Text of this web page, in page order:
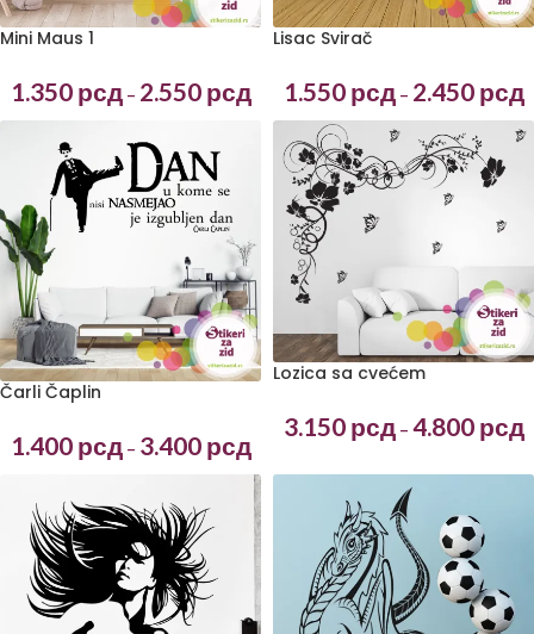
Mini Maus 1
1.350 рсд – 2.550 рсд
Lisac Svirač
1.550 рсд – 2.450 рсд
Čarli Čaplin
1.400 рсд – 3.400 рсд
Lozica sa cvećem
3.150 рсд – 4.800 рсд